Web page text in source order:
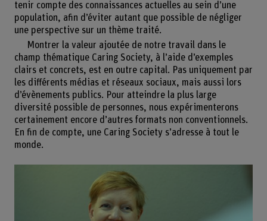
tenir compte des connaissances actuelles au sein d’une
population, afin d’éviter autant que possible de négliger
une perspective sur un thème traité.
Montrer la valeur ajoutée de notre travail dans le
champ thématique Caring Society, à l’aide d’exemples
clairs et concrets, est en outre capital. Pas uniquement par
les différents médias et réseaux sociaux, mais aussi lors
d’évènements publics. Pour atteindre la plus large
diversité possible de personnes, nous expérimenterons
certainement encore d’autres formats non conventionnels.
En fin de compte, une Caring Society s’adresse à tout le
monde.